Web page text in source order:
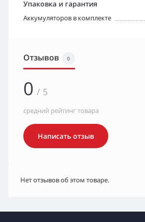
Упаковка и гарантия
Аккумуляторов в комплекте
Отзывов 0
0 / 5
средний рейтинг товара
Написать отзыв
Нет отзывов об этом товаре.